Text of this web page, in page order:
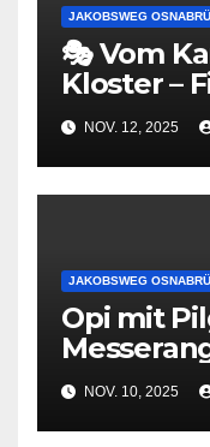
JAKOBSWEG
🎭 Vom
Kloster –
NOV. 12, 2025
JAKOBSWEG
Opi mit
und
Hagen.
NOV. 10, 2025